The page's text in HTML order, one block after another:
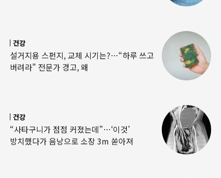
건강
설거지용 스펀지, 교체 시기는?…“하루 쓰고
버려라” 전문가 경고, 왜
건강
“사타구니가 점점 커졌는데”…‘이것’
방치했다가 음낭으로 소장 3m 쏟아져